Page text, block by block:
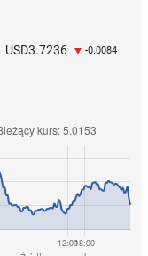
USD3.7236 -0.0084